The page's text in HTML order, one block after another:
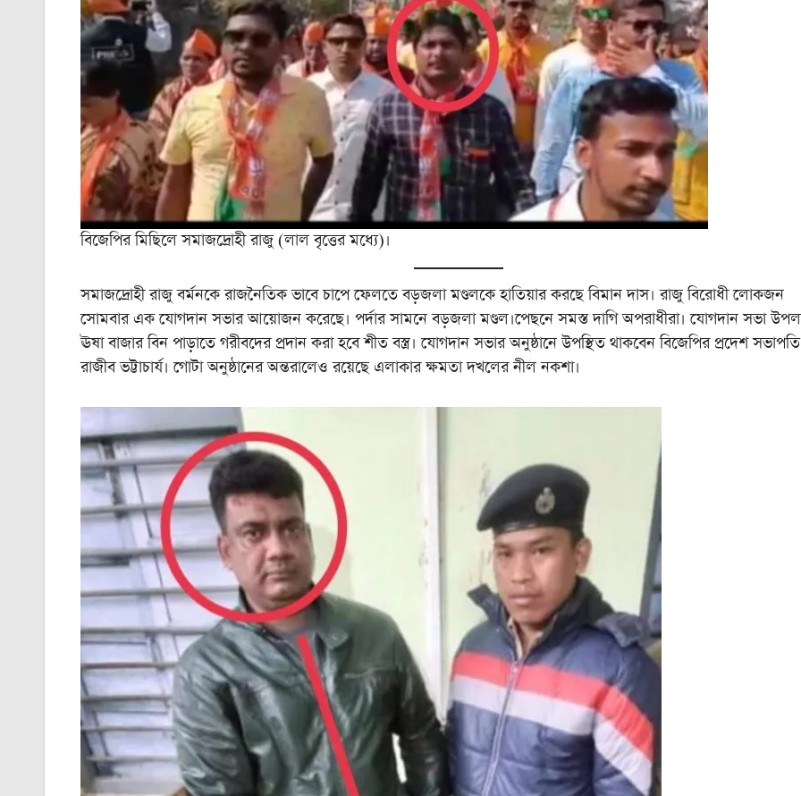
বিজেপির মিছিলে সমাজদ্রোহী রাজু (লাল বৃত্তের মধ্যে)।
সমাজদ্রোহী রাজু বর্মনকে রাজনৈতিক ভাবে চাপে ফেলতে বড়জলা মণ্ডলকে হাতিয়ার করছে বিমান দাস। রাজু বিরোধী লোকজন
সোমবার এক যোগদান সভার আয়োজন করেছে। পর্দার সামনে বড়জলা মণ্ডল।পেছনে সমস্ত দাগি অপরাধীরা। যোগদান সভা
ঊষা বাজার বিন পাড়াতে গরীবদের প্রদান করা হবে শীত বস্ত্র। যোগদান সভার অনুষ্ঠানে উপস্থিত থাকবেন বিজেপির প্রদেশ সভাপতি
রাজীব ভট্টাচার্য। গোটা অনুষ্ঠানের অন্তরালেও রয়েছে এলাকার ক্ষমতা দখলের নীল নকশা।